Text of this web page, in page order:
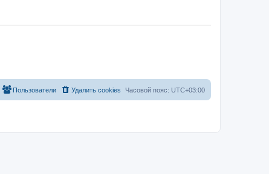
Часовой пояс: UTC+03:00
Удалить cookies
Пользователи